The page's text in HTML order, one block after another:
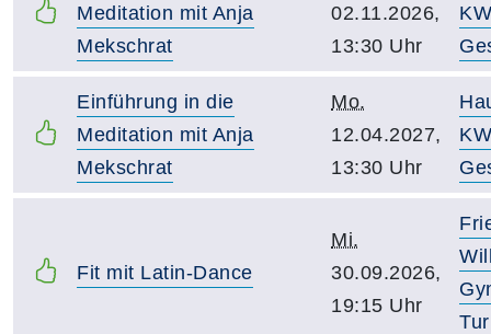
Meditation mit Anja
Mekschrat
02.11.2026,
13:30 Uhr
Einführung in die
Meditation mit Anja
Mekschrat
Mo.
12.04.2027,
13:30 Uhr
Fit mit Latin-Dance
Mi.
30.09.2026,
19:15 Uhr